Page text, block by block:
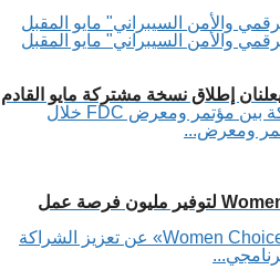
أعلنت اللجنة المنظمة المشتركة بين مؤتمر ومعرض FDC خلال
ومعرض...
شراكة ماستركارد و Women Choice لتوفير مليون فرصة عمل
أعلنت ماستركارد ومؤسسة «Women Choice» عن تعزيز الشراكة